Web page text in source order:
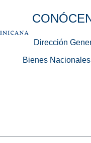
Dirección
Bienes